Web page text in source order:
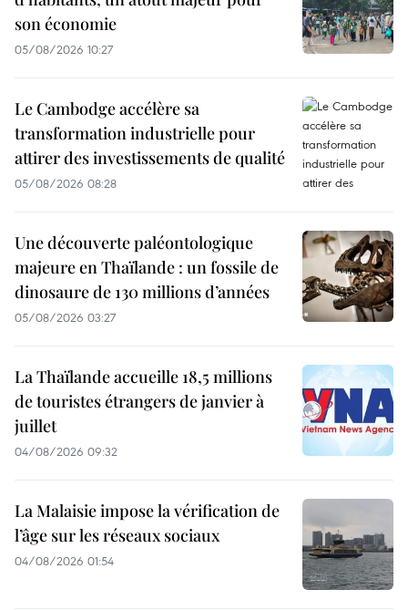
son économie
05/08/2026 10:27
Le Cambodge accélère sa
transformation industrielle pour
attirer des investissements de qualité
05/08/2026 08:28
Une découverte paléontologique
majeure en Thaïlande : un fossile de
dinosaure de 130 millions d’années
05/08/2026 03:27
La Thaïlande accueille 18,5 millions
de touristes étrangers de janvier à
juillet
04/08/2026 09:32
La Malaisie impose la vérification de
l’âge sur les réseaux sociaux
04/08/2026 01:54